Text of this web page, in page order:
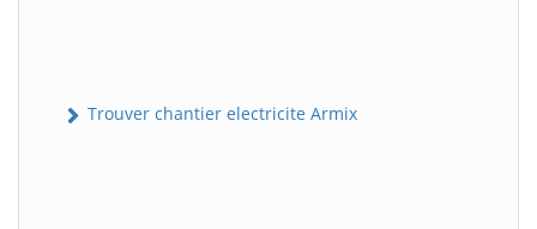
Trouver chantier electricite Armix